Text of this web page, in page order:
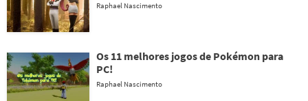
Raphael Nascimento
Os 11 melhores jogos de Pokémon para
PC!
Raphael Nascimento